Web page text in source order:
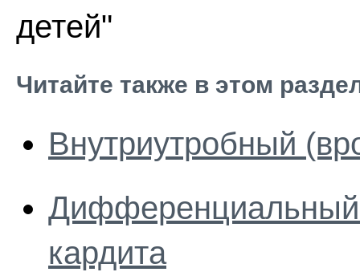
детей"
Читайте также в этом
Внутриутробный
Дифференциальный
кардита